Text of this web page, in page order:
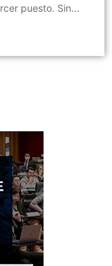
puesto. Sin...